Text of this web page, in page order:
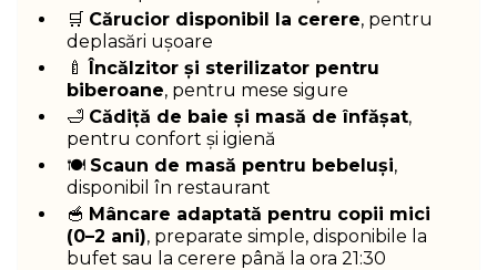
🛒 Cărucior disponibil la cerere, pentru
deplasări ușoare
🍼Încălzitor și sterilizator pentru
biberoane, pentru mese sigure
🛁 Cădiță de baie și masă de înfășat,
pentru confort și igienă
🍽️ Scaun de masă pentru bebeluși,
disponibil în restaurant
🥣 Mâncare adaptată pentru copii mici
(0–2 ani), preparate simple, disponibile la
bufet sau la cerere până la ora 21:30